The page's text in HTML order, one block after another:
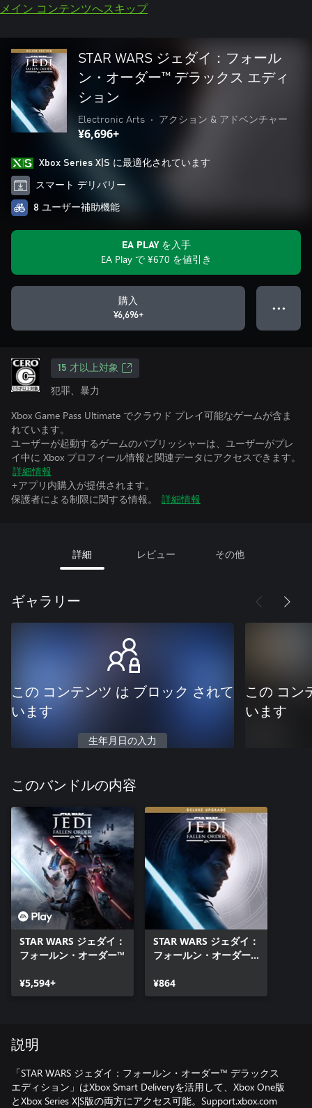
メイン コンテンツへスキップ
STAR WARS ジェダイ：フォール
ン・オーダー™ デラックス エディ
ション
Electronic Arts • アクション & アドベンチャー
¥6,696+
Xbox Series X|S に最適化されています
スマート デリバリー
8 ユーザー補助機能
EA PLAY を入手
EA Play で ¥670 を値引き
購入
¥6,696+
● ● ●
15 才以上対象
犯罪、暴力
Xbox Game Pass Ultimate でクラウド プレイ可能なゲームが含ま
れています。
ユーザーが起動するゲームのパブリッシャーは、ユーザーがプレ
イ中に Xbox プロフィール情報と関連データにアクセスできます。
詳細情報
+アプリ内購入が提供されます。
保護者による制限に関する情報。
詳細情報
詳細 レビュー その他
ギャラリー
この コンテンツ は ブロック されて
います
生年月日の入力
この コン
います
このバンドルの内容
STAR WARS ジェダイ：
フォールン・オーダー™
¥5,594+
STAR WARS ジェダイ：
フォールン・オーダー™
ード
¥864
説明
「STAR WARS ジェダイ：フォールン・オーダー™ デラックス
エディション」はXbox Smart Deliveryを活用して、Xbox One版
とXbox Series X|S版の両方にアクセス可能。Support.xbox.com